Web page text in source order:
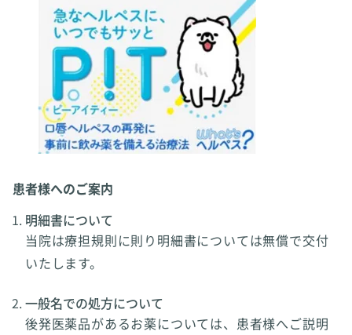
患者様へのご案内
明細書について
当院は療担規則に則り明細書については無償で交付
いたします。
一般名での処方について
後発医薬品があるお薬については、患者様へご説明